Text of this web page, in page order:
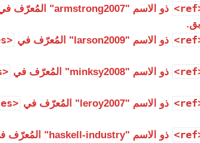
ذو الاسم "armstrong2007" المُعرّف في
ذو الاسم "larson2009" المُعرّف في <references>
ذو الاسم "minksy2008" المُعرّف في <references>
ذو الاسم "leroy2007" المُعرّف في <references>
ذو الاسم "haskell-industry" المُعرّف في